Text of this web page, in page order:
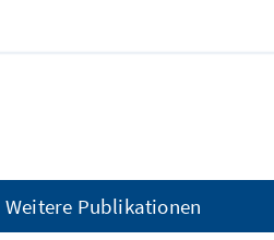
Weitere Publikationen